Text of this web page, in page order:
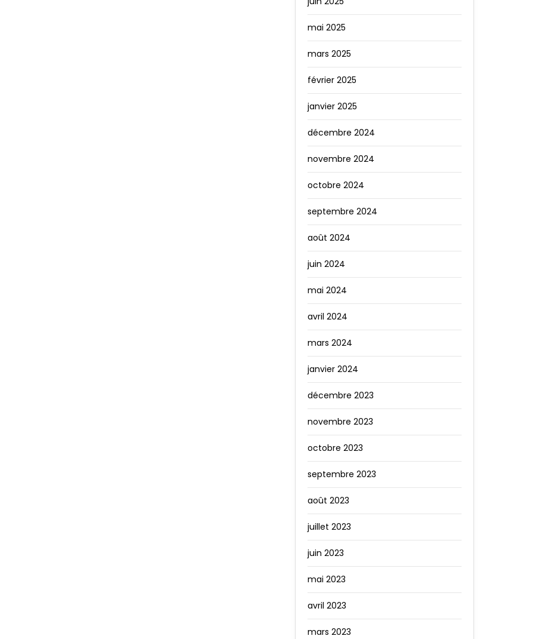
mai 2025
mars 2025
février 2025
janvier 2025
décembre 2024
novembre 2024
octobre 2024
septembre 2024
août 2024
juin 2024
mai 2024
avril 2024
mars 2024
janvier 2024
décembre 2023
novembre 2023
octobre 2023
septembre 2023
août 2023
juillet 2023
juin 2023
mai 2023
avril 2023
mars 2023